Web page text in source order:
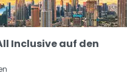
Inclusive auf den